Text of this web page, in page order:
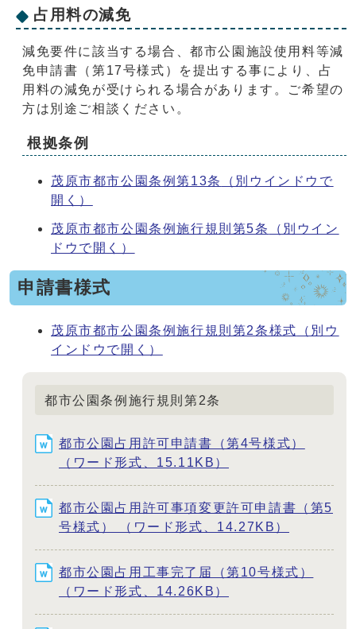
占用料の減免
減免要件に該当する場合、都市公園施設使用料等減
免申請書（第17号様式）を提出する事により、占
用料の減免が受けられる場合があります。ご希望の
方は別途ご相談ください。
根拠条例
茂原市都市公園条例第13条
（別ウインドウで
開く）
茂原市都市公園条例施行規則第5条
（別ウイン
ドウで開く）
申請書様式
茂原市都市公園条例施行規則第2条様式
（別ウ
インドウで開く）
都市公園条例施行規則第2条
都市公園占用許可申請書（第4号様式）
（ワード形式、15.11KB）
都市公園占用許可事項変更許可申請書（第5
号様式） （ワード形式、14.27KB）
都市公園占用工事完了届（第10号様式）
（ワード形式、14.26KB）